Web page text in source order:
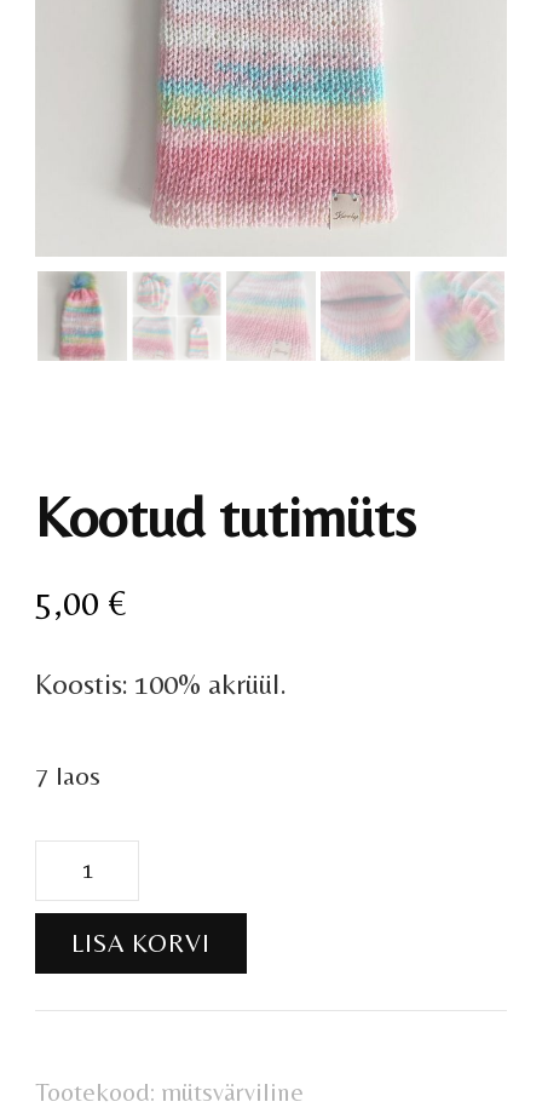
Kootud tutimüts
5,00 €
Koostis: 100% akrüül.
7 laos
Kootud
tutimüts
kogus
LISA KORVI
Tootekood: mütsvärviline